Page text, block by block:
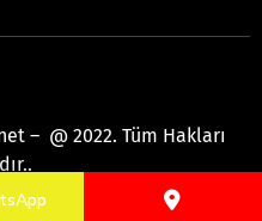
– @ 2022. Tüm Hakları